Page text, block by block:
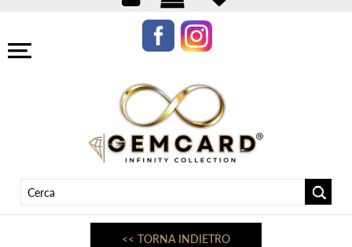
<< TORNA INDIETRO